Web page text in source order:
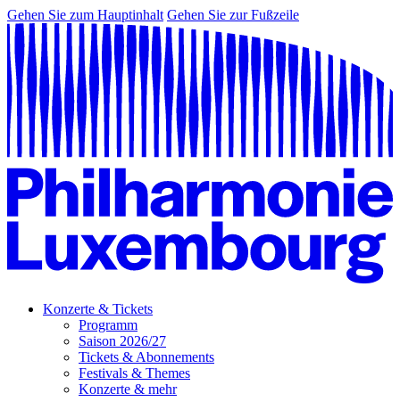
Gehen Sie zum Hauptinhalt Gehen Sie zur Fußzeile
Konzerte & Tickets
Programm
Saison 2026/27
Tickets & Abonnements
Festivals & Themes
Konzerte & mehr